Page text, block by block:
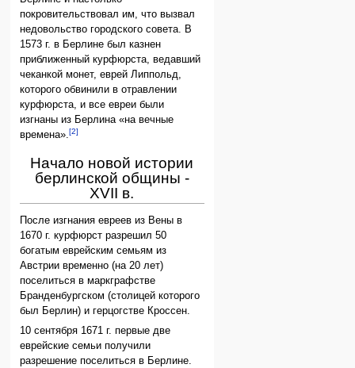
покровительствовал им, что вызвал
недовольство городского совета. В
1573 г. в Берлине был казнен
приближенный курфюрста, ведавший
чеканкой монет, еврей Липпольд,
которого обвинили в отравлении
курфюрста, и все евреи были
изгнаны из Берлина «на вечные
времена».[2]
Начало новой истории
берлинской общины -
XVII в.
После изгнания евреев из Вены в
1670 г. курфюрст разрешил 50
богатым еврейским семьям из
Австрии временно (на 20 лет)
поселиться в маркграфстве
Бранденбургском (столицей которого
был Берлин) и герцогстве Кроссен.
10 сентября 1671 г. первые две
еврейские семьи получили
разрешение поселиться в Берлине.